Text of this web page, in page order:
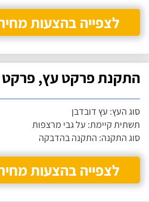
לצפייה בהצעות
התקנת פרקט עץ,
סוג העץ: עץ דובדבן
תשתית קיימת: על גבי מרצפות
סוג התקנה: התקנה בהדבקה
לצפייה בהצעות